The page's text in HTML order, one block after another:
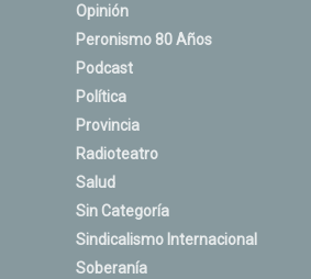
Opinión
Peronismo 80 Años
Podcast
Política
Provincia
Radioteatro
Salud
Sin Categoría
Sindicalismo Internacional
Soberanía